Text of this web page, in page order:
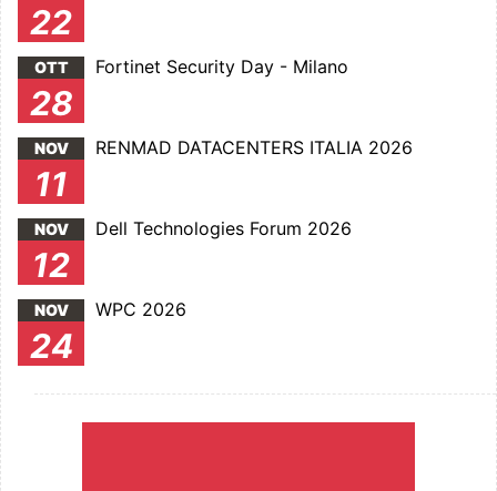
22
OTT
28
Fortinet Security Day - Milano
NOV
11
RENMAD DATACENTERS ITALIA 2026
NOV
12
Dell Technologies Forum 2026
NOV
24
WPC 2026